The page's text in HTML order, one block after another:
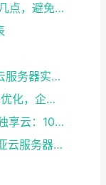
国外便宜的云服务器怎么选？牢记这几点，避免踩坑
企业级稳定+平民价！日本东京共享云服务器实测：CentOS 7.9系统+资源隔离，稳定性达99.99%
香港云服务器天花板！8核16G+CN2优化，企业级数据安全+毫秒级延迟双保险！
跨境直播不卡顿！实测RAK马来西亚独享云：1080P推流稳定，首月6折优惠中
千元价，万元性能！MY-RAK马来西亚云服务器：首月5折+免费SEO工具，中小企业出海“降本神器”